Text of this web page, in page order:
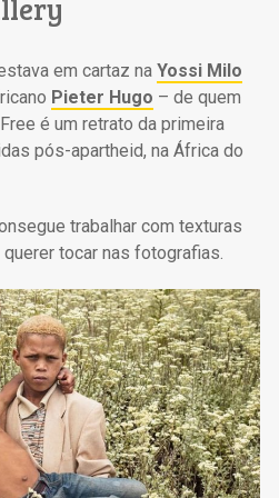
em cartaz na Yossi Milo
Pieter Hugo – de quem
é um retrato da primeira
pós-apartheid, na África do
trabalhar com texturas
tocar nas fotografias.